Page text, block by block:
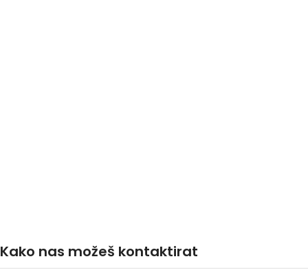
Kako nas možeš kontaktirat